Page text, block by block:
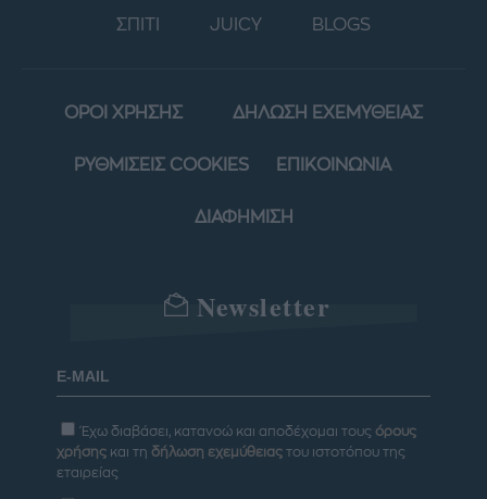
ΣΠΙΤΙ JUICY BLOGS
ΟΡΟΙ ΧΡΗΣΗΣ ΔΗΛΩΣΗ ΕΧΕΜΥΘΕΙΑΣ
ΡΥΘΜΙΣΕΙΣ COOKIES ΕΠΙΚΟΙΝΩΝΙΑ
ΔΙΑΦΗΜΙΣΗ
Newsletter
Έχω διαβάσει, κατανοώ και αποδέχομαι τους όρους
χρήσης και τη δήλωση εχεμύθειας του ιστοτόπου της
εταιρείας